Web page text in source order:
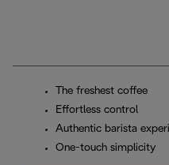
The freshest coffee
Effortless control
Authentic barista
One-touch simplicity